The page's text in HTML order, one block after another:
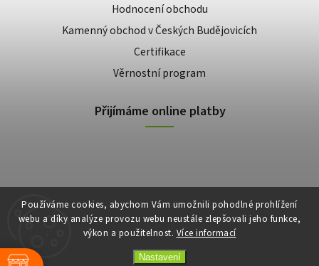
Používáme cookies, abychom Vám umožnili pohodlné prohlížení
webu a díky analýze provozu webu neustále zlepšovali jeho funkce,
výkon a použitelnost. Více informací
Nastavení
Hodnocení obchodu
Kamenný obchod v Českých Budějovicích
Certifikace
Věrnostní program
Přijímáme online platby
Copyright 2026E-shop Slunečnice. Všechna práva vyhrazena.
VytvořilShoptet| Design